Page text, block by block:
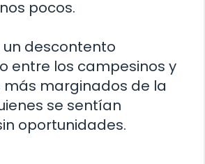
pocos.
un descontento
entre los campesinos y
más marginados de la
se sentían
oportunidades.